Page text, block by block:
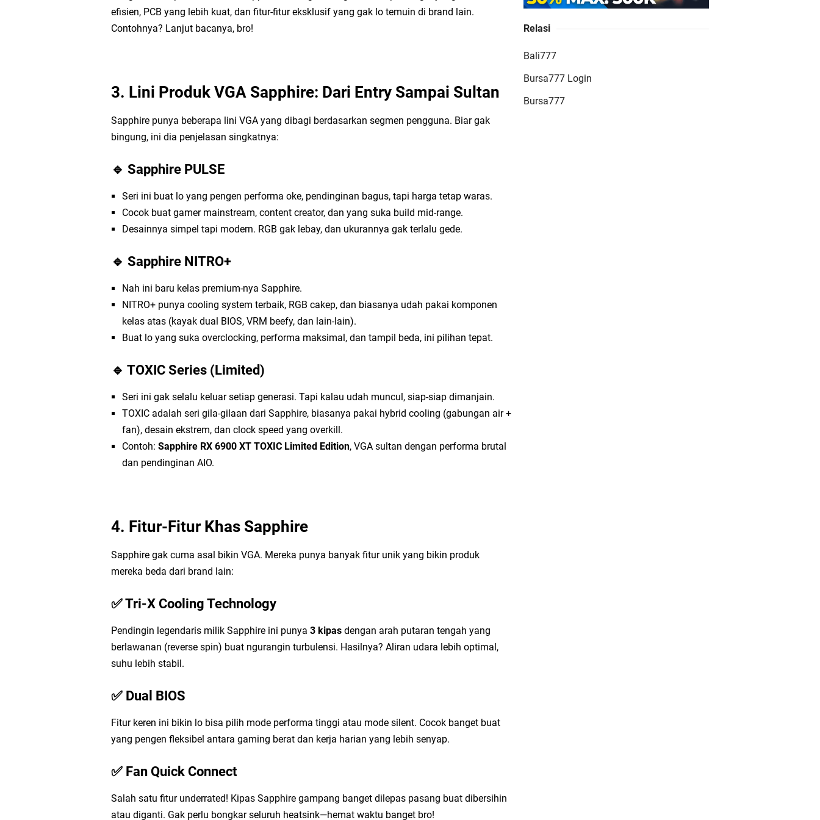
efisien, PCB yang lebih kuat, dan fitur-fitur eksklusif yang gak lo temuin di brand lain.
Contohnya? Lanjut bacanya, bro!
3. Lini Produk VGA Sapphire: Dari Entry Sampai Sultan
Sapphire punya beberapa lini VGA yang dibagi berdasarkan segmen pengguna. Biar gak
bingung, ini dia penjelasan singkatnya:
🔹 Sapphire PULSE
Seri ini buat lo yang pengen performa oke, pendinginan bagus, tapi harga tetap waras.
Cocok buat gamer mainstream, content creator, dan yang suka build mid-range.
Desainnya simpel tapi modern. RGB gak lebay, dan ukurannya gak terlalu gede.
🔹 Sapphire NITRO+
Nah ini baru kelas premium-nya Sapphire.
NITRO+ punya cooling system terbaik, RGB cakep, dan biasanya udah pakai komponen
kelas atas (kayak dual BIOS, VRM beefy, dan lain-lain).
Buat lo yang suka overclocking, performa maksimal, dan tampil beda, ini pilihan tepat.
🔹 TOXIC Series (Limited)
Seri ini gak selalu keluar setiap generasi. Tapi kalau udah muncul, siap-siap dimanjain.
TOXIC adalah seri gila-gilaan dari Sapphire, biasanya pakai hybrid cooling (gabungan air +
fan), desain ekstrem, dan clock speed yang overkill.
Contoh:Sapphire RX 6900 XT TOXIC Limited Edition, VGA sultan dengan performa brutal
dan pendinginan AIO.
4. Fitur-Fitur Khas Sapphire
Sapphire gak cuma asal bikin VGA. Mereka punya banyak fitur unik yang bikin produk
mereka beda dari brand lain:
✅ Tri-X Cooling Technology
Pendingin legendaris milik Sapphire ini punya 3 kipas dengan arah putaran tengah yang
berlawanan (reverse spin) buat ngurangin turbulensi. Hasilnya? Aliran udara lebih optimal,
suhu lebih stabil.
✅ Dual BIOS
Fitur keren ini bikin lo bisa pilih mode performa tinggi atau mode silent. Cocok banget buat
yang pengen fleksibel antara gaming berat dan kerja harian yang lebih senyap.
✅ Fan Quick Connect
Salah satu fitur underrated! Kipas Sapphire gampang banget dilepas pasang buat dibersihin
atau diganti. Gak perlu bongkar seluruh heatsink—hemat waktu banget bro!
JAGO77 Situs Slot Online
Terlengkap
Relasi
Bali777
Bursa777 Login
Bursa777